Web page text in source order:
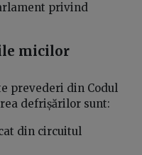
privind
micilor
prevederi din Codul
defrișărilor sunt:
din circuitul